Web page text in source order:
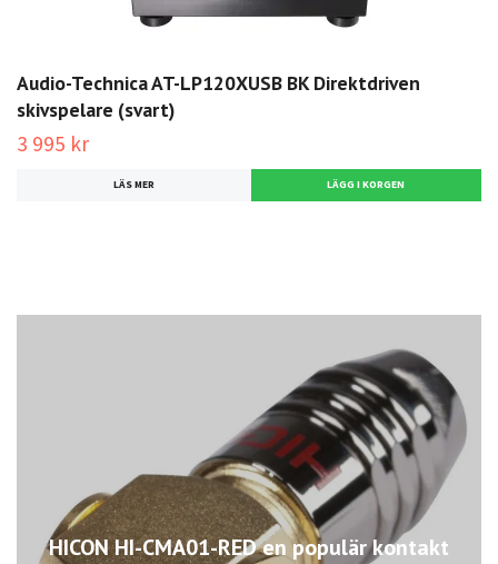
HICON HI-CMA01-RED en populär kontakt
Audio-Technica AT-LP120XUSB BK Direktdriven
skivspelare (svart)
3 995 kr
LÄS MER